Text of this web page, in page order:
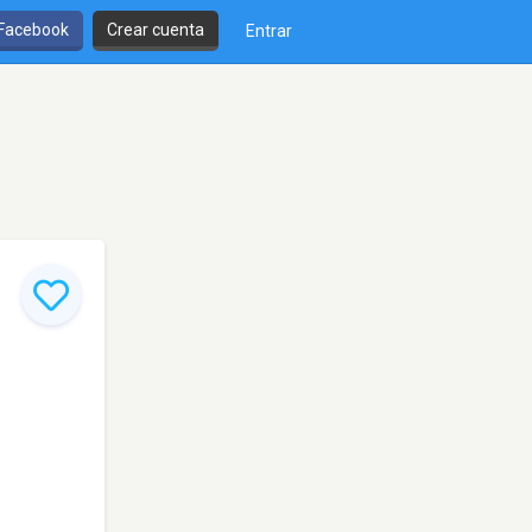
Crear cuenta Entrar